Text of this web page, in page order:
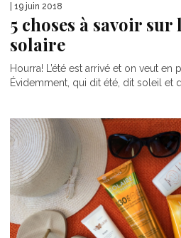
| 19 juin 2018
5 choses à savoir
solaire
Hourra! L’été est arrivé et on veut en
Évidemment, qui dit été, dit soleil et